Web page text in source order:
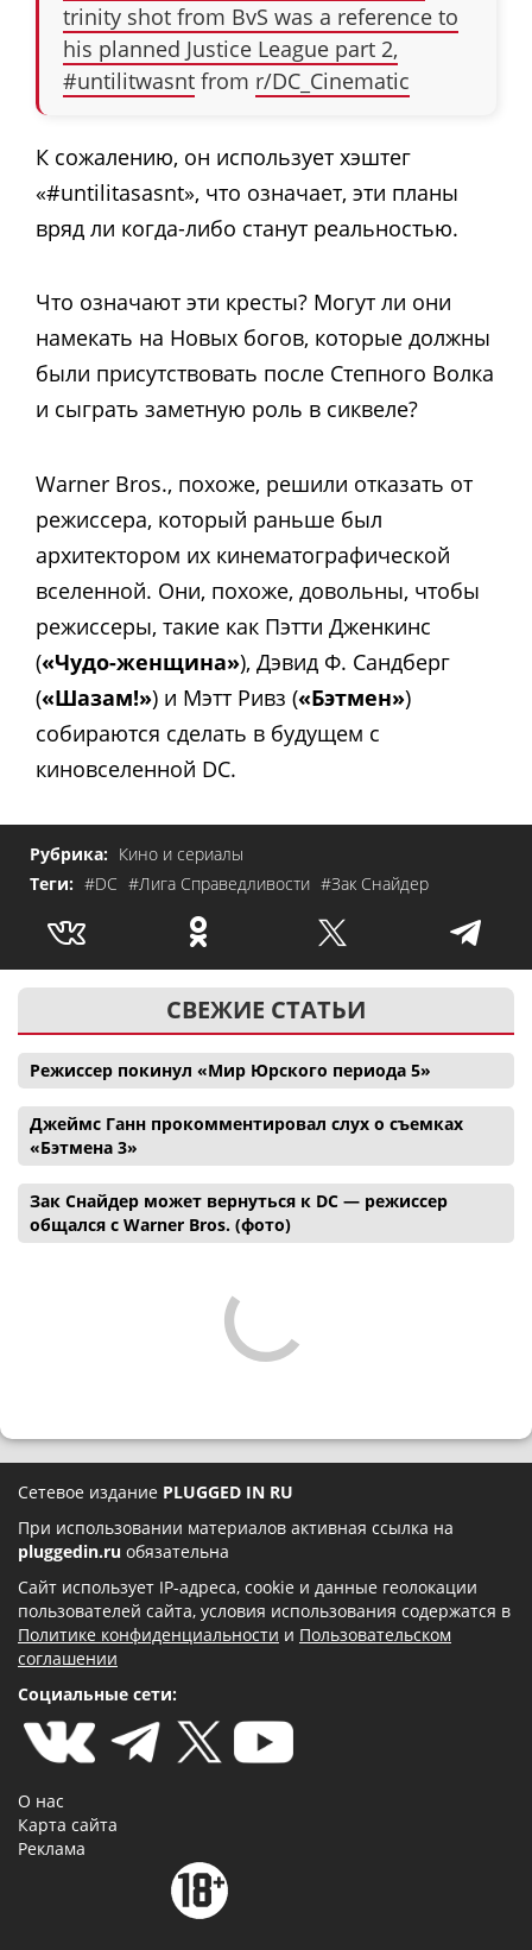
trinity shot from BvS was a reference to
his planned Justice League part 2,
#untilitwasnt from r/DC_Cinematic
К сожалению, он использует хэштег
«#untilitasasnt», что означает, эти планы
вряд ли когда-либо станут реальностью.
Что означают эти кресты? Могут ли они
намекать на Новых богов, которые должны
были присутствовать после Степного Волка
и сыграть заметную роль в сиквеле?
Warner Bros., похоже, решили отказать от
режиссера, который раньше был
архитектором их кинематографической
вселенной. Они, похоже, довольны, чтобы
режиссеры, такие как Пэтти Дженкинс
(«Чудо-женщина»), Дэвид Ф. Сандберг
(«Шазам!») и Мэтт Ривз («Бэтмен»)
собираются сделать в будущем с
киновселенной DC.
Рубрика: Кино и сериалы
Теги: #DC #Лига Справедливости #Зак Снайдер
СВЕЖИЕ СТАТЬИ
Режиссер покинул «Мир Юрского периода 5»
Джеймс Ганн прокомментировал слух о съемках
«Бэтмена 3»
Зак Снайдер может вернуться к DC — режиссер
общался с Warner Bros. (фото)
Сетевое издание PLUGGED IN RU
При использовании материалов активная ссылка на
pluggedin.ru обязательна
Сайт использует IP-адреса, cookie и данные геолокации
пользователей сайта, условия использования содержатся в
Политике конфиденциальности и Пользовательском
соглашении
Социальные сети:
О нас
Карта сайта
Реклама